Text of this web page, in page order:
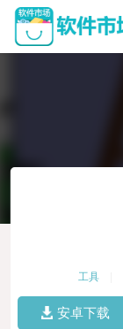
工具
安卓下载